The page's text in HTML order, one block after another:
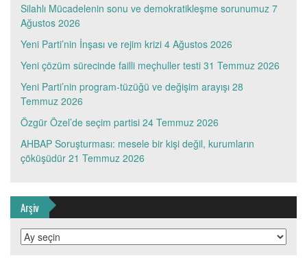
Silahlı Mücadelenin sonu ve demokratikleşme sorunumuz 7
Ağustos 2026
Yeni Parti’nin İnşası ve rejim krizi 4 Ağustos 2026
Yeni çözüm sürecinde failli meçhuller testi 31 Temmuz 2026
Yeni Parti’nin program-tüzüğü ve değişim arayışı 28
Temmuz 2026
Özgür Özel’de seçim partisi 24 Temmuz 2026
AHBAP Soruşturması: mesele bir kişi değil, kurumların
çöküşüdür 21 Temmuz 2026
Arşiv
Arşiv